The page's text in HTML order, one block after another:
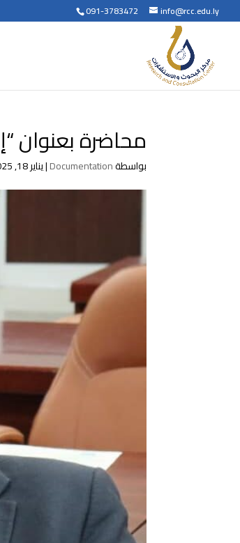
091-3783472 info@rcc.edu.ly
محاضرة بعنوان
بواسطةDocumentation
|يناير 18, 2025